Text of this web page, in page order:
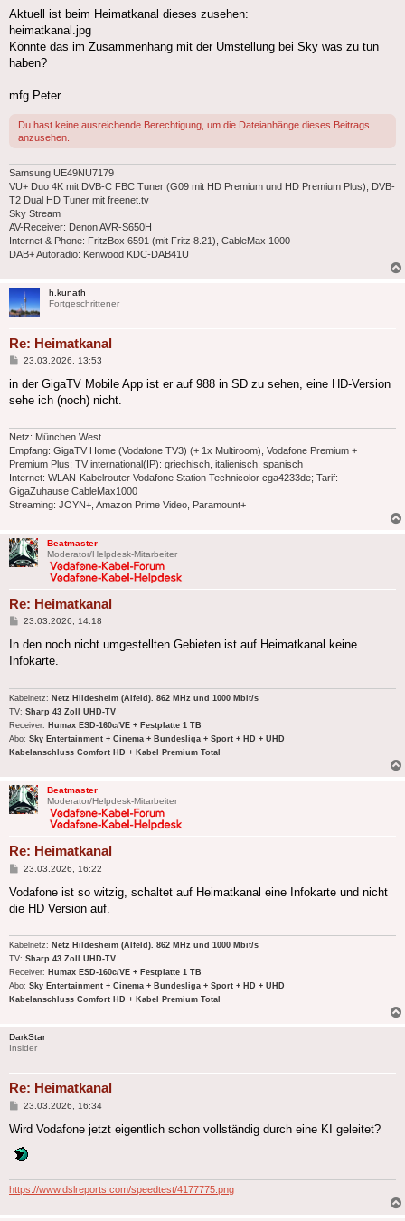
Aktuell ist beim Heimatkanal dieses zusehen:
heimatkanal.jpg
Könnte das im Zusammenhang mit der Umstellung bei Sky was zu tun
haben?
mfg Peter
Du hast keine ausreichende Berechtigung, um die Dateianhänge dieses Beitrags
anzusehen.
Samsung UE49NU7179
VU+ Duo 4K mit DVB-C FBC Tuner (G09 mit HD Premium und HD Premium Plus), DVB-
T2 Dual HD Tuner mit freenet.tv
Sky Stream
AV-Receiver: Denon AVR-S650H
Internet & Phone: FritzBox 6591 (mit Fritz 8.21), CableMax 1000
DAB+ Autoradio: Kenwood KDC-DAB41U
h.kunath
Fortgeschrittener
Re: Heimatkanal
Beitrag
23.03.2026, 13:53
in der GigaTV Mobile App ist er auf 988 in SD zu sehen, eine HD-Version
sehe ich (noch) nicht.
Netz: München West
Empfang: GigaTV Home (Vodafone TV3) (+ 1x Multiroom), Vodafone Premium +
Premium Plus; TV international(IP): griechisch, italienisch, spanisch
Internet: WLAN-Kabelrouter Vodafone Station Technicolor cga4233de; Tarif:
GigaZuhause CableMax1000
Streaming: JOYN+, Amazon Prime Video, Paramount+
Beatmaster
Moderator/Helpdesk-Mitarbeiter
Re: Heimatkanal
Beitrag
23.03.2026, 14:18
In den noch nicht umgestellten Gebieten ist auf Heimatkanal keine
Infokarte.
Kabelnetz: Netz Hildesheim (Alfeld). 862 MHz und 1000 Mbit/s
TV: Sharp 43 Zoll UHD-TV
Receiver: Humax ESD-160c/VE + Festplatte 1 TB
Abo: Sky Entertainment + Cinema + Bundesliga + Sport + HD + UHD
Kabelanschluss Comfort HD + Kabel Premium Total
Beatmaster
Moderator/Helpdesk-Mitarbeiter
Re: Heimatkanal
Beitrag
23.03.2026, 16:22
Vodafone ist so witzig, schaltet auf Heimatkanal eine Infokarte und nicht
die HD Version auf.
Kabelnetz: Netz Hildesheim (Alfeld). 862 MHz und 1000 Mbit/s
TV: Sharp 43 Zoll UHD-TV
Receiver: Humax ESD-160c/VE + Festplatte 1 TB
Abo: Sky Entertainment + Cinema + Bundesliga + Sport + HD + UHD
Kabelanschluss Comfort HD + Kabel Premium Total
DarkStar
Insider
Re: Heimatkanal
Beitrag
23.03.2026, 16:34
Wird Vodafone jetzt eigentlich schon vollständig durch eine KI geleitet?
https://www.dslreports.com/speedtest/4177775.png